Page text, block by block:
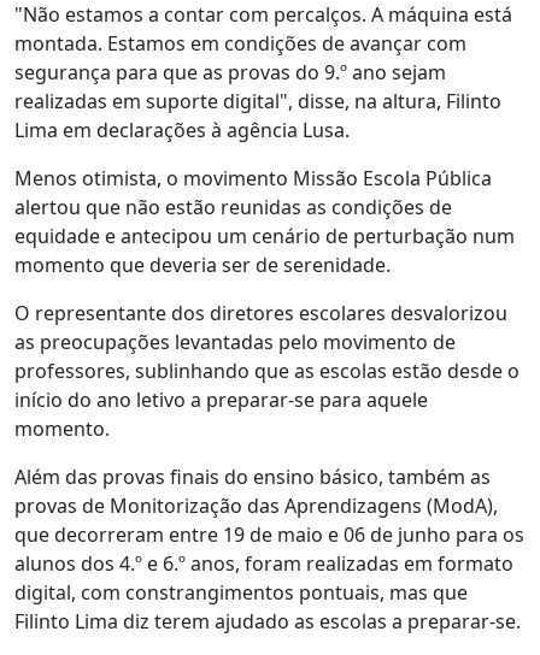
"Não estamos a contar com percalços. A máquina está
montada. Estamos em condições de avançar com
segurança para que as provas do 9.º ano sejam
realizadas em suporte digital", disse, na altura, Filinto
Lima em declarações à agência Lusa.
Menos otimista, o movimento Missão Escola Pública
alertou que não estão reunidas as condições de
equidade e antecipou um cenário de perturbação num
momento que deveria ser de serenidade.
O representante dos diretores escolares desvalorizou
as preocupações levantadas pelo movimento de
professores, sublinhando que as escolas estão desde o
início do ano letivo a preparar-se para aquele
momento.
Além das provas finais do ensino básico, também as
provas de Monitorização das Aprendizagens (ModA),
que decorreram entre 19 de maio e 06 de junho para os
alunos dos 4.º e 6.º anos, foram realizadas em formato
digital, com constrangimentos pontuais, mas que
Filinto Lima diz terem ajudado as escolas a preparar-se.